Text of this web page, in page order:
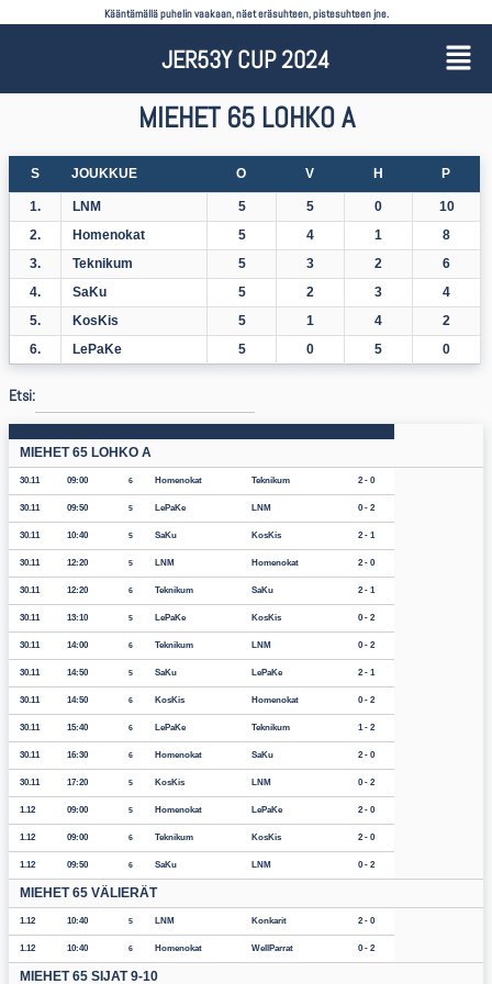
Kääntämällä puhelin vaakaan, näet eräsuhteen, pistesuhteen jne.
JER53Y CUP 2024
MIEHET 65 LOHKO A
S JOUKKUE O V H P
1. LNM 5 5 0
10
2.
Homenokat 5 4 1
8
3.
Teknikum 5 3 2
6
4.
SaKu 5 2 3
4
5.
KosKis 5 1 4
2
6.
LePaKe 5 0 5 0
Etsi:
MIEHET 65 LOHKO A
30.11 09:00 6 Homenokat Teknikum 2 - 0
30.11 09:50 5 LePaKe LNM 0 - 2
30.11 10:40 5 SaKu KosKis 2 - 1
30.11 12:20 5 LNM Homenokat 2 - 0
30.11 12:20 6 Teknikum SaKu 2 - 1
30.11 13:10 5 LePaKe KosKis 0 - 2
30.11 14:00 6 Teknikum LNM 0 - 2
30.11 14:50 5 SaKu LePaKe 2 - 1
30.11 14:50 6 KosKis Homenokat 0 - 2
30.11 15:40 6 LePaKe Teknikum 1 - 2
30.11 16:30 6 Homenokat SaKu 2 - 0
30.11 17:20 5 KosKis LNM 0 - 2
1.12 09:00 5 Homenokat LePaKe 2 - 0
1.12 09:00 6 Teknikum KosKis 2 - 0
1.12 09:50 6 SaKu LNM 0 - 2
MIEHET 65 VÄLIERÄT
1.12 10:40 5 LNM Konkarit 2 - 0
1.12 10:40 6 Homenokat WellParrat 0 - 2
MIEHET 65 SIJAT 9-10